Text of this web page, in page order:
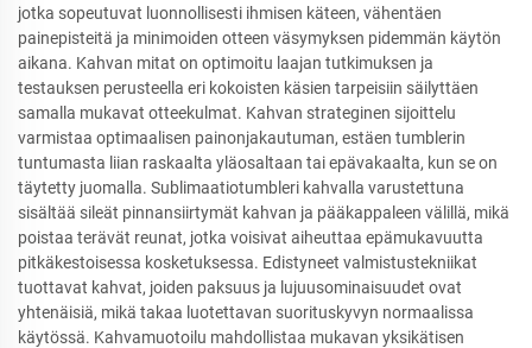
jotka sopeutuvat luonnollisesti ihmisen käteen, vähentäen
painepisteitä ja minimoiden otteen väsymyksen pidemmän käytön
aikana. Kahvan mitat on optimoitu laajan tutkimuksen ja
testauksen perusteella eri kokoisten käsien tarpeisiin säilyttäen
samalla mukavat otteekulmat. Kahvan strateginen sijoittelu
varmistaa optimaalisen painonjakautuman, estäen tumblerin
tuntumasta liian raskaalta yläosaltaan tai epävakaalta, kun se on
täytetty juomalla. Sublimaatiotumbleri kahvalla varustettuna
sisältää sileät pinnansiirtymät kahvan ja pääkappaleen välillä, mikä
poistaa terävät reunat, jotka voisivat aiheuttaa epämukavuutta
pitkäkestoisessa kosketuksessa. Edistyneet valmistustekniikat
tuottavat kahvat, joiden paksuus ja lujuusominaisuudet ovat
yhtenäisiä, mikä takaa luotettavan suorituskyvyn normaalissa
käytössä. Kahvamuotoilu mahdollistaa mukavan yksikätisen